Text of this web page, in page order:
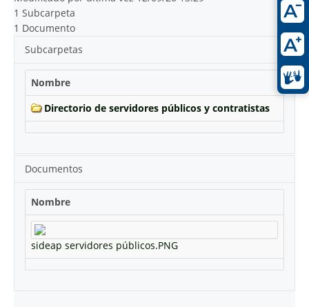
1 Subcarpeta
1 Documento
Subcarpetas
Nombre
Directorio de servidores públicos y contratistas
Documentos
Nombre
sideap servidores públicos.PNG